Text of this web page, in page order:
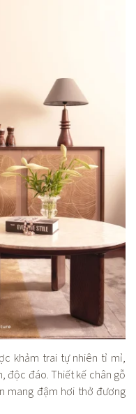
khảm trai tự nhiên tỉ mỉ,
độc đáo. Thiết kế chân gỗ
mang đậm hơi thở đương